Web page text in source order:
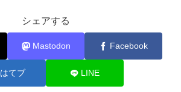
シェアする
Mastodon Facebook
はてブ LINE